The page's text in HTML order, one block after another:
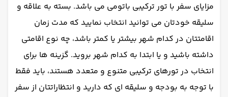
مزایای سفر با تور ترکیبی باتومی می باشد. بسته به علاقه و
سلیقه خودتان می توانید انتخاب نمایید که مدت زمان
اقامتتان در کدام شهر بیشتر یا کمتر باشد، چه نوع اقامتی
داشته باشید و یا ابتدا به کدام شهر بروید. گزینه ها برای
انتخاب در تورهای ترکیبی متنوع و متعدد هستند، باید فقط
با توجه به بودجه و سلیقه ای که دارید و انتظاراتتان از سفر